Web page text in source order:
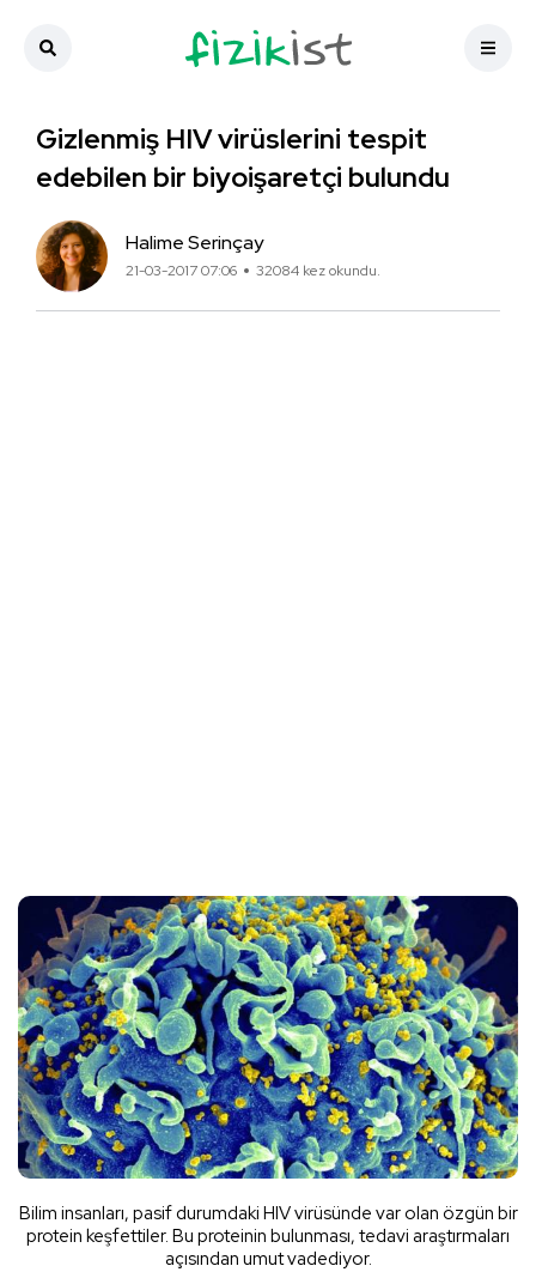
Gizlenmiş HIV virüslerini tespit
edebilen bir biyoişaretçi bulundu
Halime Serinçay
21-03-2017 07:06 32084 kez okundu.
Bilim insanları, pasif durumdaki HIV virüsünde var olan özgün bir
protein keşfettiler. Bu proteinin bulunması, tedavi araştırmaları
açısından umut vadediyor.